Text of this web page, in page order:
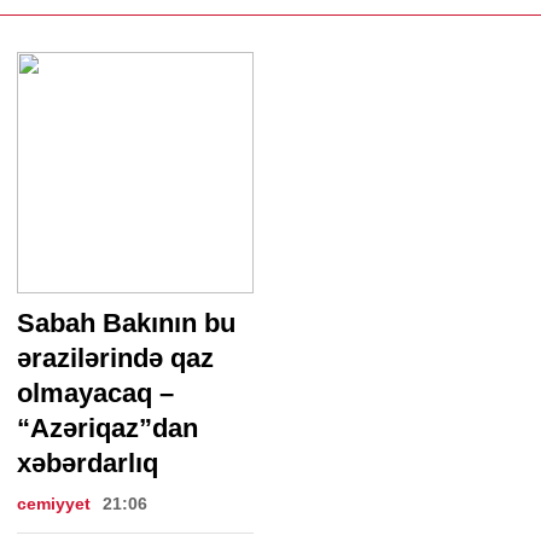
Sabah Bakının bu
ərazilərində qaz
olmayacaq –
“Azəriqaz”dan
xəbərdarlıq
cemiyyet 21:06